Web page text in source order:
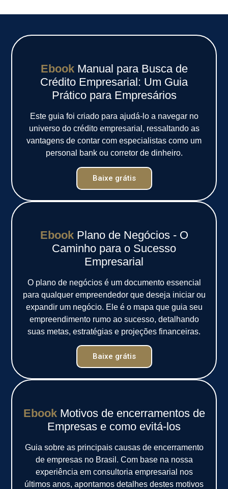
Ebook Manual para Busca de
Crédito Empresarial: Um Guia
Prático para Empresários
Este guia foi criado para ajudá-lo a navegar no
universo do crédito empresarial, ressaltando as
vantagens de contar com especialistas como um
personal bank ou corretor de dinheiro.
Baixe grátis
Ebook Plano de Negócios - O
Caminho para o Sucesso
Empresarial
O plano de negócios é um documento essencial
para qualquer empreendedor que deseja iniciar ou
expandir um negócio. Ele é o mapa que guia seu
empreendimento rumo ao sucesso, detalhando
suas metas, estratégias e projeções financeiras.
Baixe grátis
Ebook Motivos de encerramentos de
Empresas e como evitá-los
Guia sobre as principais causas de encerramento
de empresas no Brasil. Com base na nossa
experiência em consultoria empresarial nos
últimos anos, apontamos detalhes destes motivos